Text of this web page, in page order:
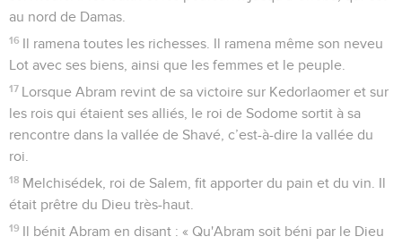
au nord de Damas.
16 Il ramena toutes les richesses. Il ramena même son neveu
Lot avec ses biens, ainsi que les femmes et le peuple.
17 Lorsque Abram revint de sa victoire sur Kedorlaomer et sur
les rois qui étaient ses alliés, le roi de Sodome sortit à sa
rencontre dans la vallée de Shavé, c’est-à-dire la vallée du
roi.
18 Melchisédek, roi de Salem, fit apporter du pain et du vin. Il
était prêtre du Dieu très-haut.
19 Il bénit Abram en disant : « Qu'Abram soit béni par le Dieu